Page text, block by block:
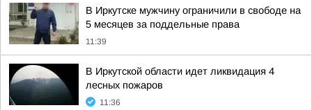
В Иркутске мужчину ограничили в свободе на
5 месяцев за поддельные права
11:39
В Иркутской области идет ликвидация 4
лесных пожаров
11:36